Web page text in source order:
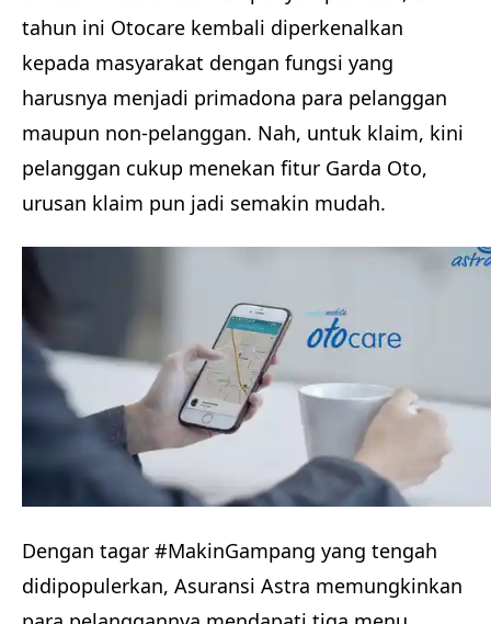
tahun ini Otocare kembali diperkenalkan
kepada masyarakat dengan fungsi yang
harusnya menjadi primadona para pelanggan
maupun non-pelanggan. Nah, untuk klaim, kini
pelanggan cukup menekan fitur Garda Oto,
urusan klaim pun jadi semakin mudah.
Dengan tagar #MakinGampang yang tengah
didipopulerkan, Asuransi Astra memungkinkan